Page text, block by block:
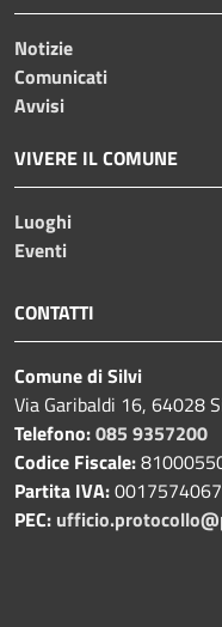
Notizie
Comunicati
Avvisi
VIVERE IL COMUNE
Luoghi
Eventi
CONTATTI
Comune di Silvi
Via Garibaldi 16, 64028
Telefono:085 9357200
Codice Fiscale:
Partita IVA:
PEC: